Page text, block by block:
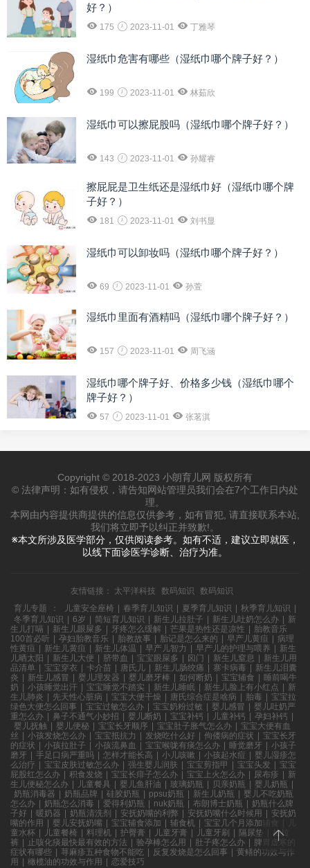
好？）
175 2023-11-01 丁雅琴
湿纸巾危害有哪些（湿纸巾哪个牌子好？）
199 2023-11-01 林茹欣
湿纸巾可以擦屁股吗（湿纸巾哪个牌子好？）
143 2023-11-01 孙耀睿
擦屁屁是卫生纸还是湿纸巾好（湿纸巾哪个牌
子好？）
181 2023-11-01 刘书显
湿纸巾可以卸妆吗（湿纸巾哪个牌子好？）
69 2023-11-01 孙萱
湿纸巾里面有酒精吗（湿纸巾哪个牌子好？）
157 2023-11-01 周飞涵
湿纸巾哪个牌子好、价格多少钱（湿纸巾哪个
牌子好？）
57 2023-11-01 张茗淇
Copyright © 2018-2023 小朗育儿网 版权所有
© 法律声明：如有侵权，请告知网站管理员我们会在7个工作日内处
理。
本网由内容提供商提供的信息仅供参考，如有冒犯, 请直接联系本站,
我们将立即予以纠正并致歉!。
※本文所涉及医学部分，仅供阅读参考。如有不适，建议立即就医，
以线下面诊医学诊断、治疗为准。
友情链接： 太平洋科技 数码知识
数码知识
育儿专题
： 儿童安全座椅 | 春季育儿知识 | 夏季育儿知识 | 秋季育儿知识 |
冬季育儿知识 | 6岁 | 简短育儿知识 | 新生儿拉肚子 | 新生儿吐奶怎么办 | 新
生儿打嗝 | 新生儿眼屎多 | 牙疼怎么缓解 | 芒果是热性还是凉性 | 胎教音乐
100首必听 | 孕妇胎教音乐 | 胎教故事 | 胎记是怎么来的 | 早产儿黄疸 | 病理
性黄疸 | 新生儿黄疸 | 新生儿体温 | 早产儿智力 | 早产儿的护理与喂养 | 新生
儿晒太阳 | 新生儿大便 | 脐带血 | 宝宝眼屎多 | 囟门 | 新生儿窒息 | 新生儿用
品清单 | 宝宝穿衣 | 卡介苗 | 唐氏儿 | 新生儿肠绞痛 | 寨卡病毒 | 新生儿泪囊
炎 | 新生儿感冒 | 婴儿理发器 | 婴儿磨牙棒 | 如何断奶 | 宝宝辅食 | 睡前喝牛
奶 | 小孩睡觉出汗 | 宝宝睡觉不踏实 | 新生儿睡眠 | 新生儿脸上有小红点 | 新
生儿肺炎 | 先天性心脏病 | 宝宝大便干燥 | 唐氏综合症是啥病 | 胎毒 | 宝宝拉
绿色大便怎么回事 | 宝宝过敏怎么办 | 宝宝奶粉过敏 | 婴儿感冒 | 婴儿吐奶严
重怎么办 | 鼻子不通气小妙招 | 婴儿断奶 | 宝宝补钙 | 儿童补钙 | 孕妇补钙 |
婴儿抚触 | 婴儿便秘 | 宝宝长牙顺序 | 宝宝肚子胀气怎么办 | 宝宝大便有血
丝 | 小孩发烧怎么办 | 宝宝抵抗力 | 发烧吃什么好 | 佝偻病的症状 | 宝宝长牙
的症状 | 小孩拉肚子 | 小孩流鼻血 | 宝宝喉咙有痰怎么办 | 睡觉磨牙 | 小孩子
磨牙 | 手足口病严重吗 | 怎样才能长高 | 小儿咳嗽 | 小孩起水痘 | 婴儿湿疹怎
么治疗 | 宝宝皮肤过敏怎么办 | 强生婴儿润肤 | 宝宝剪指甲 | 宝宝头发 | 宝宝
屁股红怎么办 | 积食发烧 | 宝宝长痱子怎么办 | 宝宝上火怎么办 | 尿布疹 | 新
生儿便秘怎么办 | 儿童餐具 | 婴儿鱼肝油 | 玻璃奶瓶 | 贝亲奶瓶 | 婴儿奶瓶 |
奶瓶消毒器 | 奶瓶品牌 | 硅胶奶瓶 | ppsu奶瓶 | 新生儿奶瓶 | 婴儿不吃奶瓶
怎么办 | 奶瓶怎么消毒 | 爱得利奶瓶 | nuk奶瓶 | 布朗博士奶瓶 | 奶瓶什么牌
子好 | 暖奶器 | 奶瓶清洗剂 | 安抚奶嘴的利弊 | 安抚奶嘴什么时候用 | 安抚奶
嘴的作用 | 婴儿安抚奶嘴 | 宝宝辅食添加 | 辅食机 | 宝宝几个月添加辅食
童水杯 | 儿童餐椅 | 料理机 | 护臀膏 | 儿童牙膏 | 儿童牙刷 | 隔尿垫
拉拉
裤 | 止咳化痰最快最有效的方法 | 验孕棒怎么用 | 肚子疼怎么办 | 脾胃虚寒的
症状有哪些 | 荨麻疹五种食物不能吃 | 反复发烧是怎么回事 | 黄鳝的功效与作
用 | 橄榄油的功效与作用 | 恋爱技巧